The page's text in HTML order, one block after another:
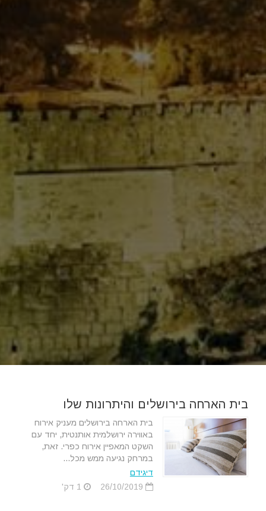
בית הארחה בירושלים והיתרונות שלו
בית הארחה בירושלים מעניק אירוח
באווירה ירושלמית אותנטית, יחד עם
השקט המאפיין אירוח כפרי. זאת,
במרחק נגיעה ממש מכל...
דיגידם